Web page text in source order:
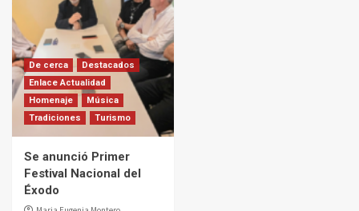
De cerca
Destacados
Enlace Actualidad
Homenaje
Música
Tradiciones
Turismo
Se anunció Primer
Festival Nacional del
Éxodo